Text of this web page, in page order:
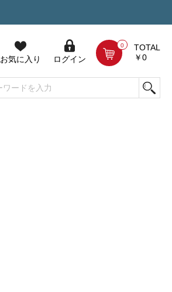
お気に入り ログイン
0
TOTAL
￥0